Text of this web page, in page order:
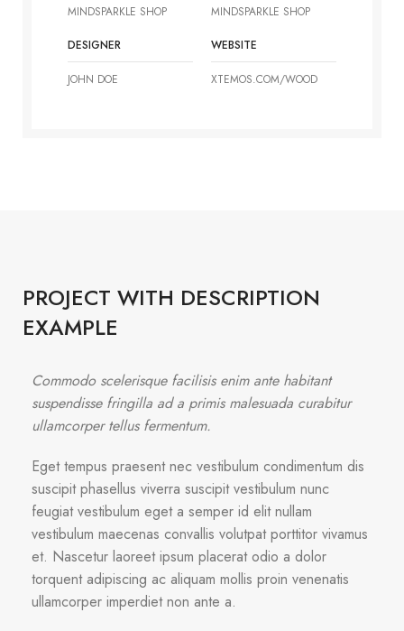
MINDSPARKLE SHOP MINDSPARKLE SHOP
DESIGNER
JOHN DOE
WEBSITE
XTEMOS.COM/WOOD
PROJECT WITH DESCRIPTION
EXAMPLE
Commodo scelerisque facilisis enim ante habitant
suspendisse fringilla ad a primis malesuada curabitur
ullamcorper tellus fermentum.
Eget tempus praesent nec vestibulum condimentum dis
suscipit phasellus viverra suscipit vestibulum nunc
feugiat vestibulum eget a semper id elit nullam
vestibulum maecenas convallis volutpat porttitor vivamus
et. Nascetur laoreet ipsum placerat odio a dolor
torquent adipiscing ac aliquam mollis proin venenatis
ullamcorper imperdiet non ante a.